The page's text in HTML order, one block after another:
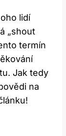
lidí
„shout
termín
Jak tedy
na